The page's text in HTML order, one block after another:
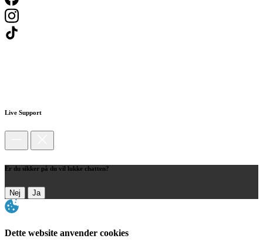
Live Support
Er du sikker på du vil lukke chatten?
Nej Ja
Dette website anvender cookies